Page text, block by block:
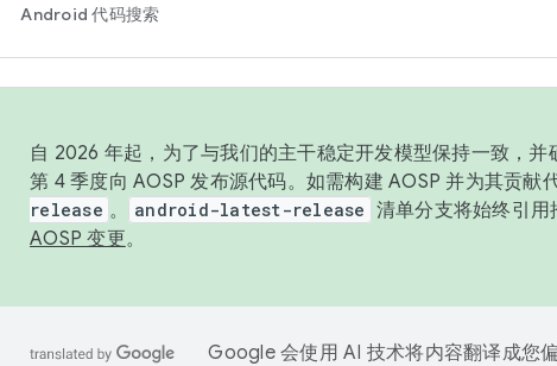
Android 代码搜索
自 2026 年起，为了与我们的主干稳定开发模型保持一致，
第 4 季度向 AOSP 发布源代码。如需构建 AOSP 并为其贡献
release 。 android-latest-release 清单分支将始终引用
AOSP 变更。
Google 会使用 AI 技术将内容翻译成您